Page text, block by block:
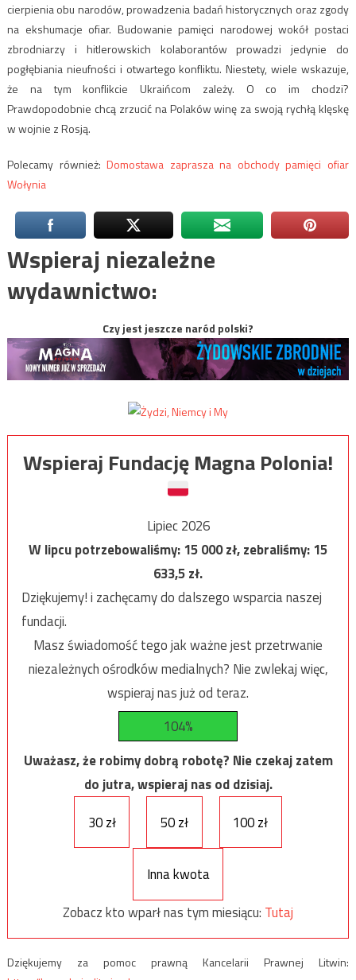
cierpienia obu narodów, prowadzenia badań historycznych oraz zgody
na ekshumacje ofiar. Budowanie pamięci narodowej wokół postaci
zbrodniarzy i hitlerowskich kolaborantów prowadzi jedynie do
pogłębiania nieufności i otwartego konfliktu. Niestety, wiele wskazuje,
że na tym konflikcie Ukraińcom zależy. O co im chodzi?
Prawdopodobnie chcą zrzucić na Polaków winę za swoją rychłą klęskę
w wojnie z Rosją.
Polecamy również:Domostawa zaprasza na obchody pamięci ofiar
Wołynia
Wspieraj niezależne
wydawnictwo:
Czy jest jeszcze naród polski?
Wspieraj Fundację Magna Polonia!
Lipiec 2026
W lipcu potrzebowaliśmy:15 000zł, zebraliśmy:15
633,5zł.
Dziękujemy! i zachęcamy do dalszego wsparcia naszej
fundacji.
Masz świadomość tego jak ważne jest przetrwanie
niezależnych ośrodków medialnych? Nie zwlekaj więc,
wspieraj nas już od teraz.
104%
Uważasz, że robimy dobrą robotę? Nie czekaj zatem
do jutra, wspieraj nas od dzisiaj.
30 zł
50 zł 100 zł
Inna kwota
Zobacz kto wparł nas tym miesiącu: Tutaj
Dziękujemy za pomoc prawną Kancelarii Prawnej Litwin: